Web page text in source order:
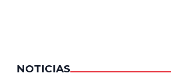
NOTICIAS